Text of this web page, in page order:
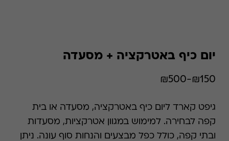
יום כיף באטרקציה + מסעדה
₪150-₪500
גיפט קארד ליום כיף באטרקציה, מסעדה או בית
קפה לבחירה. למימוש במגוון אטרקציות, מסעדות
ובתי קפה, כולל כפל מבצעים והנחות סוף עונה. ניתן